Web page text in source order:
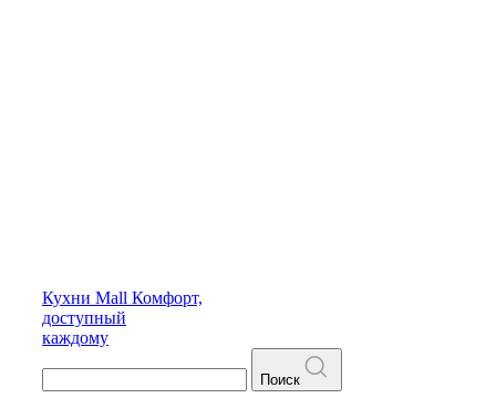
Кухни Mall Комфорт,
доступный
каждому
Поиск